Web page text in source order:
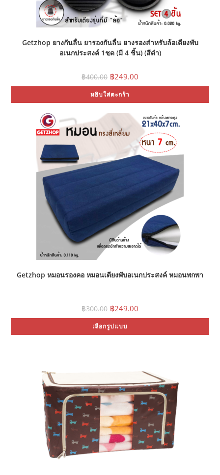
Getzhop ยางกันลื่น ยารองกันลื่น ยางรองสำหรับล้อเตียงพับ
อเนกประสงค์ 1ชุด (มี 4 ชิ้น) (สีดำ)
฿400.00 Original
price
was:
฿400.00.
฿249.00
is:
หยิบใส่ตะกร้า
Getzhop หมอนรองคอ หมอนเตียงพับอเนกประสงค์ หมอนพกพา
฿300.00 Original
price
was:
฿300.00.
฿249.00
is:
เลือกรูปแบบ
has